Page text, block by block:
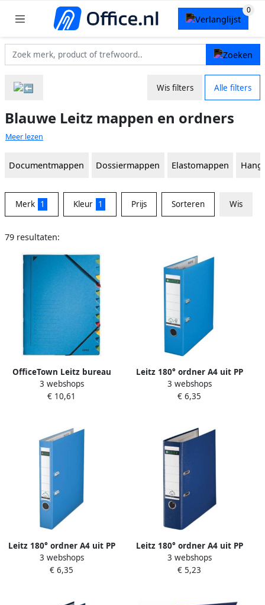
Wis filters Alle filters
Blauwe Leitz mappen en ordners
Meer lezen
Documentmappen Dossiermappen Elastomappen
Merk 1 Kleur 1 Prijs Sorteren Wis
79 resultaten:
OfficeTown Leitz bureau
sorteermap karton ft A4 12
tabs blauw
3 webshops
€ 10,61
Leitz 180° ordner A4 uit PP
rug van 8 cm lichtblauw
3 webshops
€ 6,35
Leitz 180° ordner A4 uit PP
rug van 5 cm lichtblauw
3 webshops
€ 6,35
Leitz 180° ordner A4 uit PP
rug van 8 cm blauw
3 webshops
€ 5,23